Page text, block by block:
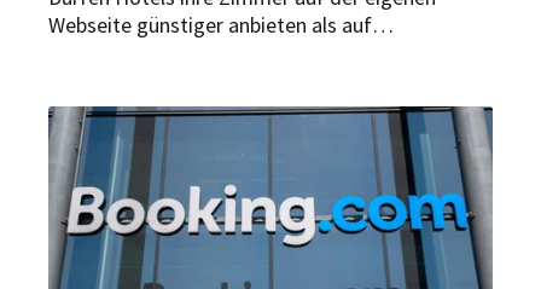
Webseite günstiger anbieten als auf
eine Entscheidung getroffen.